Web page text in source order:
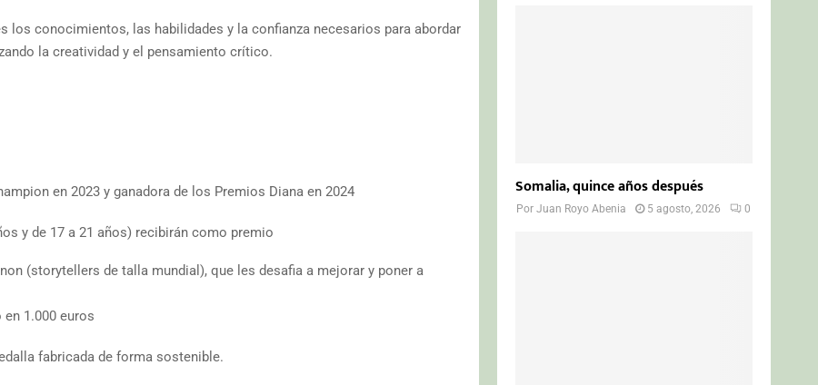
los conocimientos, las habilidades y la confianza necesarios para abordar
la creatividad y el pensamiento crítico.
en 2023 y ganadora de los Premios Diana en 2024
y de 17 a 21 años) recibirán como premio
(storytellers de talla mundial), que les desafia a mejorar y poner a
1.000 euros
fabricada de forma sostenible.
Somalia, quince años después
PorJuan Royo Abenia 5 agosto, 2026 0